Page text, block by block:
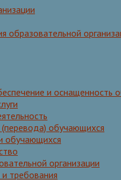
образовательной
и оснащенность
обучающихся
обучающихся
организации
требования